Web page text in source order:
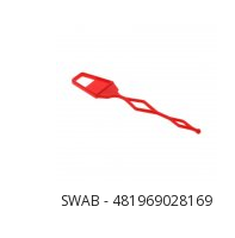
SWAB - 481969028169